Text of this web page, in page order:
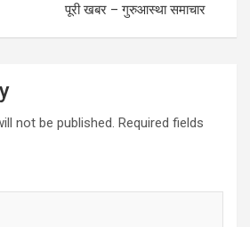
पूरी खबर – गुरुआस्था समाचार
not be published. Required fields